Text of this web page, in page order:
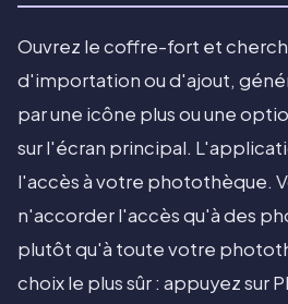
Ouvrez le coffre-fort et
d'importation ou d'ajout,
par une icône plus ou une
sur l'écran principal.
l'accès à votre photothèque.
n'accorder l'accès qu'à des
plutôt qu'à toute votre
choix le plus sûr : appuyez sur